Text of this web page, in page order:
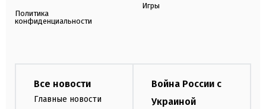
Политика
конфиденциальности
Игры
Все новости
Главные новости
Война России с
Украиной